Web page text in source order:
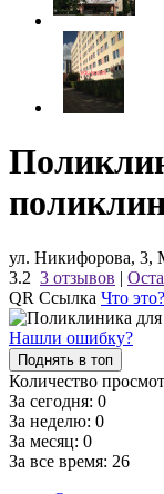
ул. Никифорова, 3,
3.2 3 отзывов |
QR Ссылка Что это?
Нашли ошибку?
Поднять в топ
Количество
За сегодня: 0
За неделю: 0
За месяц: 0
За все время: 26